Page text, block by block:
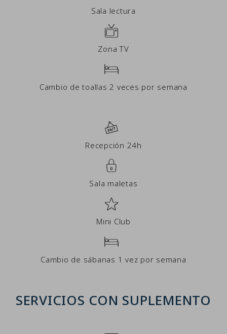
Sala lectura
Zona TV
Cambio de toallas 2 veces por semana
Recepción 24h
Sala maletas
Mini Club
Cambio de sábanas 1 vez por semana
SERVICIOS CON SUPLEMENTO